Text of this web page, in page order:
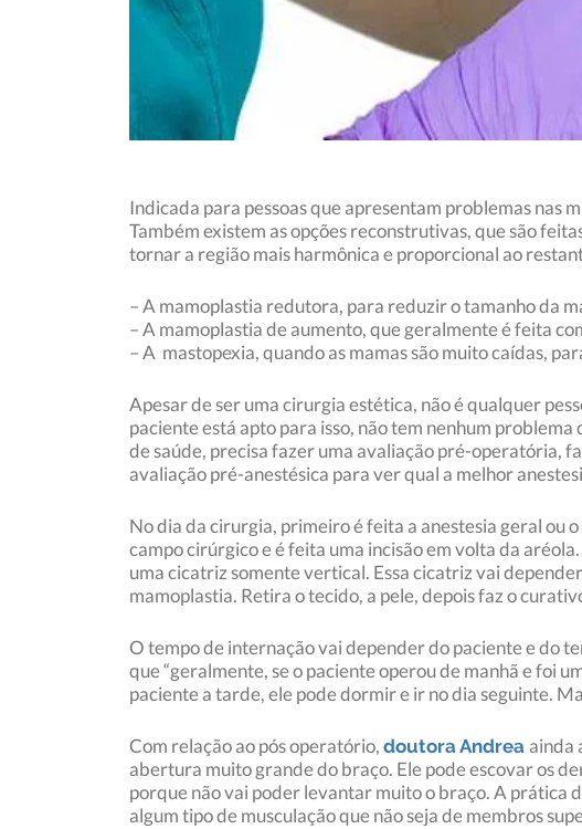
Indicada para pessoas que apresentam problemas nas
Também existem as opções reconstrutivas, que são
tornar a região mais harmônica e proporcional ao
– A mamoplastia redutora, para reduzir o tamanho da
– A mamoplastia de aumento, que geralmente é feita
– A mastopexia, quando as mamas são muito caídas,
Apesar de ser uma cirurgia estética, não é qualquer
paciente está apto para isso, não tem nenhum
de saúde, precisa fazer uma avaliação pré-operatória,
avaliação pré-anestésica para ver qual a melhor
No dia da cirurgia, primeiro é feita a anestesia geral ou
campo cirúrgico e é feita uma incisão em volta da
uma cicatriz somente vertical. Essa cicatriz vai
mamoplastia. Retira o tecido, a pele, depois faz o
O tempo de internação vai depender do paciente e do
que “geralmente, se o paciente operou de manhã e foi
paciente a tarde, ele pode dormir e ir no dia seguinte.
Com relação ao pós operatório, doutora Andrea ainda
abertura muito grande do braço. Ele pode escovar os
porque não vai poder levantar muito o braço. A prática
algum tipo de musculação que não seja de membros